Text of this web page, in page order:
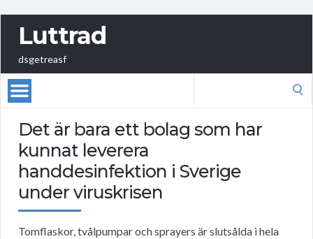
Luttrad
dsgetreasf
Det är bara ett bolag som har
kunnat leverera
handdesinfektion i Sverige
under viruskrisen
Tomflaskor, tvålpumpar och sprayers är slutsålda i hela